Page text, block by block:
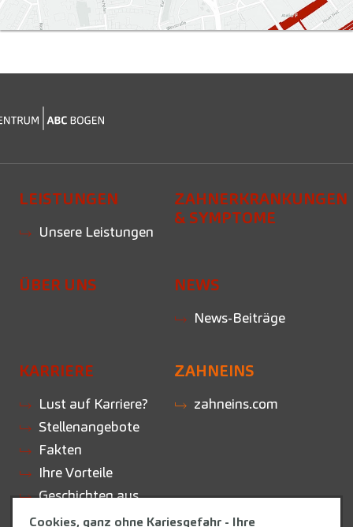
LEISTUNGEN
Unsere Leistungen
ZAHNERKRANKUNGEN
& SYMPTOME
ÜBER UNS NEWS
News-Beiträge
KARRIERE
Lust auf Karriere?
Stellenangebote
Fakten
Ihre Vorteile
Geschichten aus
der Praxis
ZAHNEINS
zahneins.com
Cookies, ganz ohne Kariesgefahr - Ihre